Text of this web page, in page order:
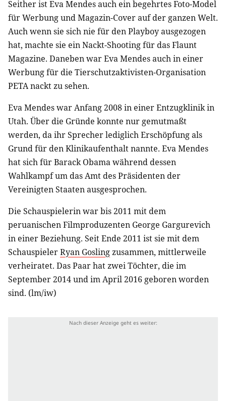
Seither ist Eva Mendes auch ein begehrtes Foto-Model
für Werbung und Magazin-Cover auf der ganzen Welt.
Auch wenn sie sich nie für den Playboy ausgezogen
hat, machte sie ein Nackt-Shooting für das Flaunt
Magazine. Daneben war Eva Mendes auch in einer
Werbung für die Tierschutzaktivisten-Organisation
PETA nackt zu sehen.
Eva Mendes war Anfang 2008 in einer Entzugklinik in
Utah. Über die Gründe konnte nur gemutmaßt
werden, da ihr Sprecher lediglich Erschöpfung als
Grund für den Klinikaufenthalt nannte. Eva Mendes
hat sich für Barack Obama während dessen
Wahlkampf um das Amt des Präsidenten der
Vereinigten Staaten ausgesprochen.
Die Schauspielerin war bis 2011 mit dem
peruanischen Filmproduzenten George Gargurevich
in einer Beziehung. Seit Ende 2011 ist sie mit dem
SchauspielerRyan Goslingzusammen, mittlerweile
verheiratet. Das Paar hat zwei Töchter, die im
September 2014 und im April 2016 geboren worden
sind. (lm/iw)